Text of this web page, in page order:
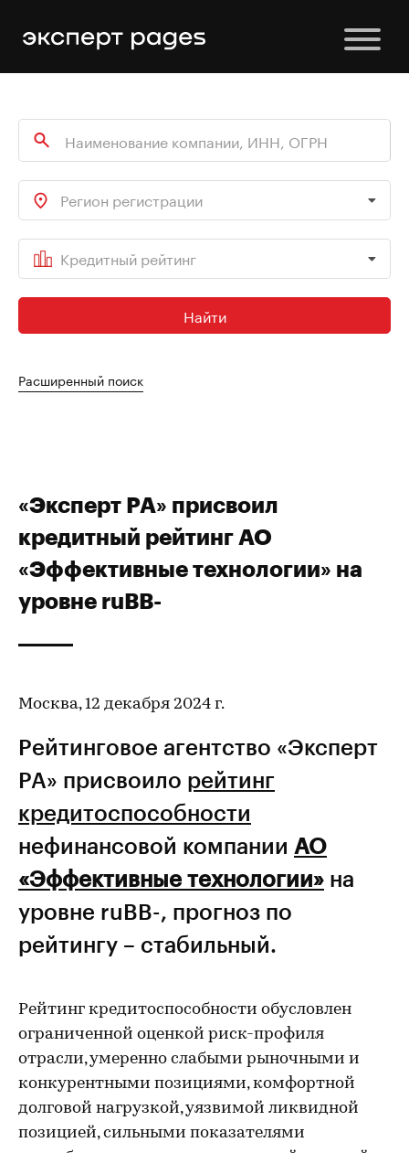
Регион регистрации
Кредитный рейтинг
Найти
Расширенный поиск
«Эксперт РА» присвоил
кредитный рейтинг АО
«Эффективные технологии» на
уровне ruBB-
Москва, 12 декабря 2024 г.
Рейтинговое агентство «Эксперт
РА» присвоило рейтинг
кредитоспособности
нефинансовой компании АО
«Эффективные технологии» на
уровне ruBB-, прогноз по
рейтингу – стабильный.
Рейтинг кредитоспособности обусловлен
ограниченной оценкой риск-профиля
отрасли, умеренно слабыми рыночными и
конкурентными позициями, комфортной
долговой нагрузкой, уязвимой ликвидной
позицией, сильными показателями